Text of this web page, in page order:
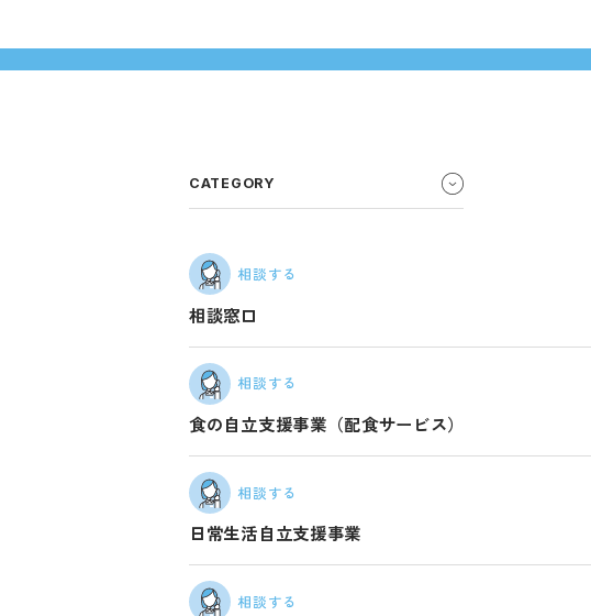
CATEGORY
相談窓口
相談する
食の自立支援事業（配食サービス）
相談する
日常生活自立支援事業
相談する
相談する